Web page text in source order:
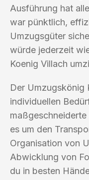
Ausführung hat
war pünktlich,
Umzugsgüter
würde jederzeit
Koenig Villach
Der Umzugskönig
individuellen
es um den
Organisation von
Abwicklung von
du in besten